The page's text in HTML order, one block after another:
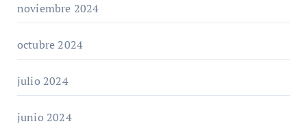
noviembre 2024
octubre 2024
julio 2024
junio 2024